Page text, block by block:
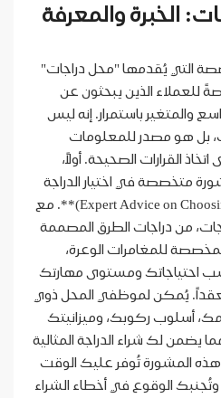
الخبرة والمعرفة
التي يُقدمها "محل دراجات"
للعملاء الذين يبحثون عن
والمتغير باستمرار. إنه ليس
بل هو مصدر للمعلومات
القرارات الصحيحة. أولاً،
متخصصة في اختيار الدراجة
المناسبة (Expert Advice on Choosing the Right Bike)**. مع
من دراجات الطرق المصممة
للمغامرات الوعرة،
احتياجاتك ومستوى مهارتك
يُمكن لموظفي المحل ذوي
أسلوب ركوبك، وميزانيتك
يضمن لك شراء الدراجة المثالية
المشورة تُوفر عليك الوقت
الوقوع في أخطاء الشراء